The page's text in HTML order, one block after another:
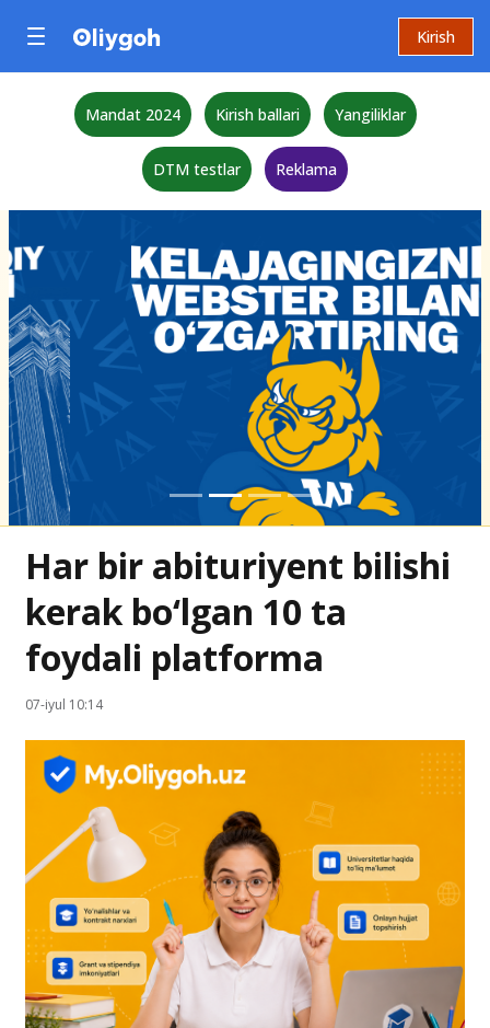
Kirish
Mandat 2024 Kirish ballari Yangiliklar
DTM testlar Reklama
Har bir abituriyent bilishi
kerak bo‘lgan 10 ta
foydali platforma
07-iyul 10:14